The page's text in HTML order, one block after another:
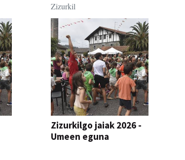
Zizurkil
Zizurkilgo jaiak 2026 -
Umeen eguna